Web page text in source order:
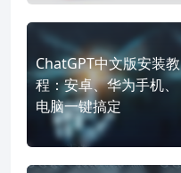
ChatGPT中文版安装教
程：安卓、华为手机、
电脑一键搞定